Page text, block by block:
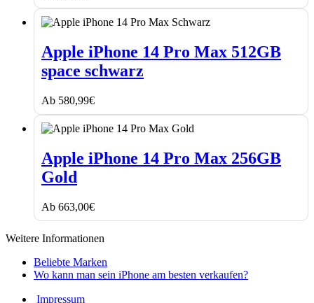
1TB
gold
iPhone
14
Pro
512GB
schwarz
Apple iPhone 14 Pro Max 512GB
space schwarz
Ab 580,99€
iPhone
14
Pro
256GB
Apple iPhone 14 Pro Max 256GB
Gold
Ab 663,00€
Weitere Informationen
Beliebte Marken
Wo kann man sein iPhone am besten verkaufen?
Impressum